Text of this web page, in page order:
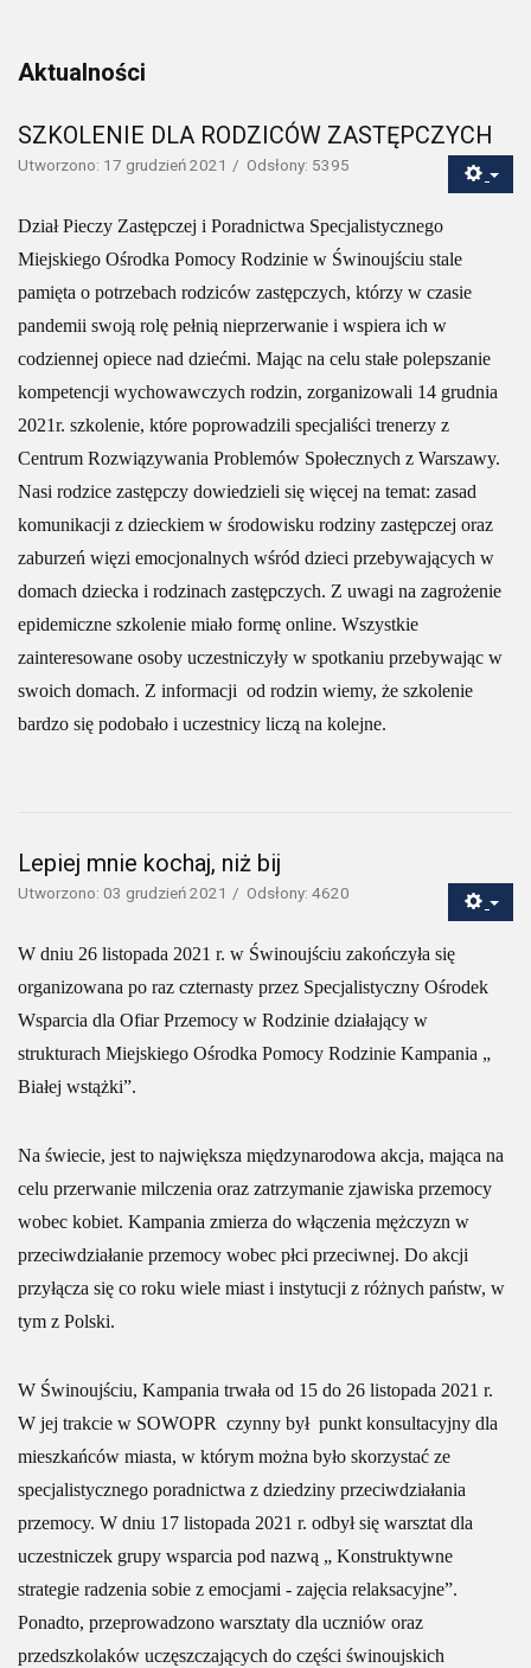
Aktualności
SZKOLENIE DLA RODZICÓW ZASTĘPCZYCH
Utworzono: 17 grudzień 2021 Odsłony: 5395
Dział Pieczy Zastępczej i Poradnictwa Specjalistycznego
Miejskiego Ośrodka Pomocy Rodzinie w Świnoujściu stale
pamięta o potrzebach rodziców zastępczych, którzy w czasie
pandemii swoją rolę pełnią nieprzerwanie i wspiera ich w
codziennej opiece nad dziećmi. Mając na celu stałe polepszanie
kompetencji wychowawczych rodzin, zorganizowali 14 grudnia
2021r. szkolenie, które poprowadzili specjaliści trenerzy z
Centrum Rozwiązywania Problemów Społecznych z Warszawy.
Nasi rodzice zastępczy dowiedzieli się więcej na temat: zasad
komunikacji z dzieckiem w środowisku rodziny zastępczej oraz
zaburzeń więzi emocjonalnych wśród dzieci przebywających w
domach dziecka i rodzinach zastępczych. Z uwagi na zagrożenie
epidemiczne szkolenie miało formę online. Wszystkie
zainteresowane osoby uczestniczyły w spotkaniu przebywając w
swoich domach. Z informacji od rodzin wiemy, że szkolenie
bardzo się podobało i uczestnicy liczą na kolejne.
Lepiej mnie kochaj, niż bij
Utworzono: 03 grudzień 2021 Odsłony: 4620
W dniu 26 listopada 2021 r. w Świnoujściu zakończyła się
organizowana po raz czternasty przez Specjalistyczny Ośrodek
Wsparcia dla Ofiar Przemocy w Rodzinie działający w
strukturach Miejskiego Ośrodka Pomocy Rodzinie Kampania „
Białej wstążki”.
Na świecie, jest to największa międzynarodowa akcja, mająca na
celu przerwanie milczenia oraz zatrzymanie zjawiska przemocy
wobec kobiet. Kampania zmierza do włączenia mężczyzn w
przeciwdziałanie przemocy wobec płci przeciwnej. Do akcji
przyłącza się co roku wiele miast i instytucji z różnych państw, w
tym z Polski.
W Świnoujściu, Kampania trwała od 15 do 26 listopada 2021 r.
W jej trakcie w SOWOPR czynny był punkt konsultacyjny dla
mieszkańców miasta, w którym można było skorzystać ze
specjalistycznego poradnictwa z dziedziny przeciwdziałania
przemocy. W dniu 17 listopada 2021 r. odbył się warsztat dla
uczestniczek grupy wsparcia pod nazwą „ Konstruktywne
strategie radzenia sobie z emocjami - zajęcia relaksacyjne”.
Ponadto, przeprowadzono warsztaty dla uczniów oraz
przedszkolaków uczęszczających do części świnoujskich